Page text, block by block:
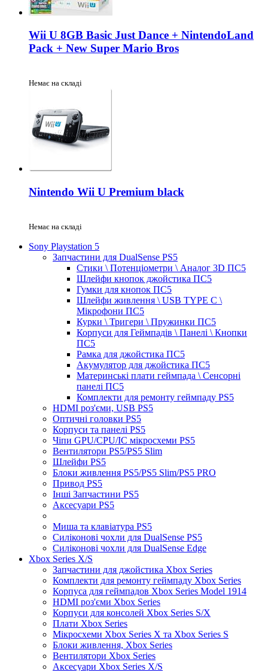
Wii U 8GB Basic Just Dance + NintendoLand
Pack + New Super Mario Bros
Немає на складі
Nintendo Wii U Premium black
Немає на складі
Sony Playstation 5
Запчастини для DualSense PS5
Стики \ Потенціометри \ Аналог 3D ПС5
Шлейфи кнопок джойстика ПС5
Гумки для кнопок ПС5
Шлейфи живлення \ USB TYPE C \
Мікрофони ПС5
Курки \ Тригери \ Пружинки ПС5
Корпуси для Геймпадів \ Панелі \ Кнопки
ПС5
Рамка для джойстика ПС5
Акумулятор для джойстика ПС5
Материнські плати геймпада \ Сенсорні
панелі ПС5
Комплекти для ремонту геймпаду PS5
HDMI роз'єми, USB PS5
Оптичні головки PS5
Корпуси та панелі PS5
Чіпи GPU/CPU/IC мікросхеми PS5
Вентилятори PS5/PS5 Slim
Шлейфи PS5
Блоки живлення PS5/PS5 Slim/PS5 PRO
Привод PS5
Інші Запчастини PS5
Аксесуари PS5
Миша та клавіатура PS5
Силіконові чохли для DualSense PS5
Силіконові чохли для DualSense Edge
Xbox Series X/S
Запчастини для джойстика Xbox Series
Комплекти для ремонту геймпаду Xbox Series
Корпуса для геймпадов Xbox Series Model 1914
HDMI роз'єми Xbox Series
Корпуси для консолей Xbox Series S/X
Плати Xbox Series
Мікросхеми Xbox Series X та Xbox Series S
Блоки живлення, Xbox Series
Вентилятори Xbox Series
Аксесуари Xbox Series X/S